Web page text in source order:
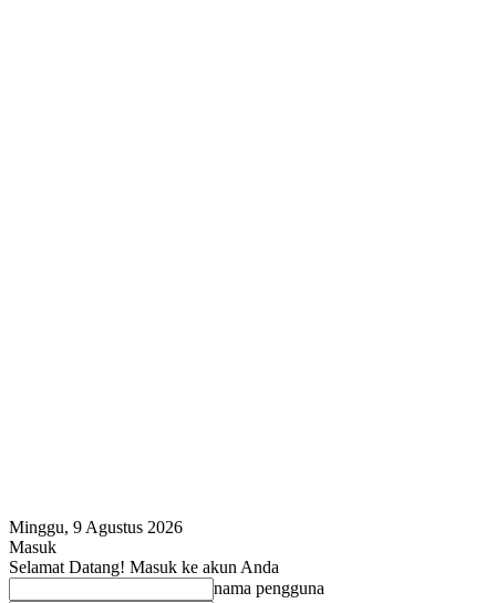
Minggu, 9 Agustus 2026
Masuk
Selamat Datang! Masuk ke akun Anda
nama pengguna